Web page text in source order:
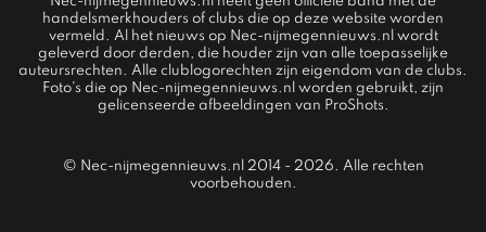
handelsmerkhouders of clubs die op deze website worden
vermeld. Al het nieuws op Nec-nijmegennieuws.nl wordt
geleverd door derden, die houder zijn van alle toepasselijke
auteursrechten. Alle clublogorechten zijn eigendom van de clubs.
Foto's die op Nec-nijmegennieuws.nl worden gebruikt, zijn
gelicenseerde afbeeldingen van ProShots.
© Nec-nijmegennieuws.nl 2014 - 2026. Alle rechten
voorbehouden.